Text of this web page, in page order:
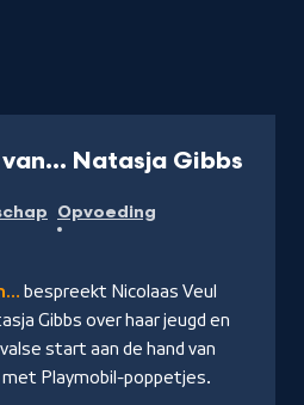
Natasja Gibbs
Opvoeding
bespreekt Nicolaas Veul
Gibbs over haar jeugd en
start aan de hand van
Playmobil-poppetjes.